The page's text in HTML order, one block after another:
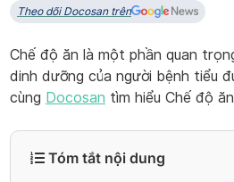
Theo dõi Docosan trên
Chế độ ăn là một phần quan
dinh dưỡng của người bệnh tiểu
cùng Docosan tìm hiểu Chế độ
Tóm tắt nội dung